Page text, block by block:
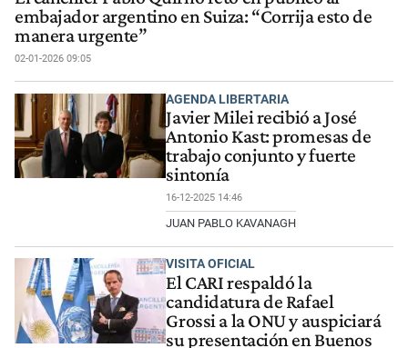
embajador argentino en Suiza: “Corrija esto de
manera urgente”
02-01-2026 09:05
AGENDA LIBERTARIA
Javier Milei recibió a José
Antonio Kast: promesas de
trabajo conjunto y fuerte
sintonía
16-12-2025 14:46
JUAN PABLO KAVANAGH
VISITA OFICIAL
El CARI respaldó la
candidatura de Rafael
Grossi a la ONU y auspiciará
su presentación en Buenos